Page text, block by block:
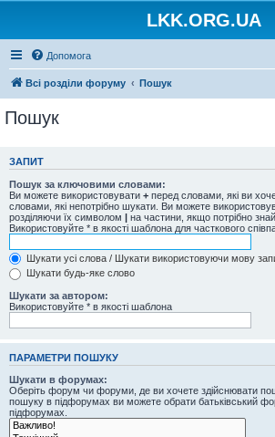
LKK.ORG.UA
Допомога
Всі розділи форуму Пошук
Пошук
ЗАПИТ
Пошук за ключовими словами:
Ви можете використовувати + перед словами, які ви
словами, які непотрібно шукати. Ви можете
розділяючи їх символом | на частини, якщо потрібно
Використовуйте * в якості шаблона для часткового
Шукати усі слова / Шукати використовуючи мову
Шукати будь-яке слово
Шукати за автором:
Використовуйте * в якості шаблона
ПАРАМЕТРИ ПОШУКУ
Шукати в форумах:
Оберіть форум чи форуми, де ви хочете здійснювати
пошуку в підфорумах ви можете обрати батьківський
підфорумах.